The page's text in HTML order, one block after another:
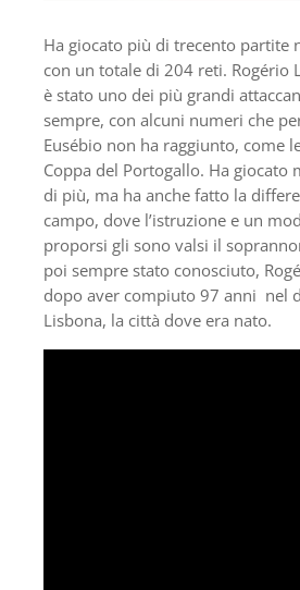
Ha giocato più di trecento partite
con un totale di 204 reti. Rogério
è stato uno dei più grandi
sempre, con alcuni numeri che
Eusébio non ha raggiunto, come
Coppa del Portogallo. Ha giocato
di più, ma ha anche fatto la
campo, dove l’istruzione e un
proporsi gli sono valsi il
poi sempre stato conosciuto,
dopo aver compiuto 97 anni nel
Lisbona, la città dove era nato.